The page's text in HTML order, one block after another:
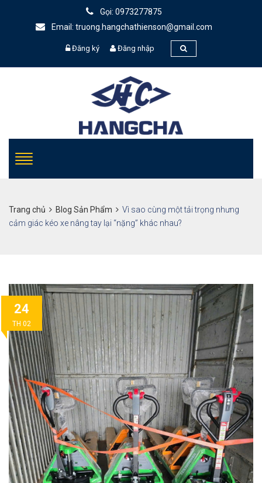
Gọi: 0973277875
Email: truong.hangchathienson@gmail.com
Đăng ký Đăng nhập
Trang chủ Blog Sản Phẩm
Vì sao cùng một tải trọng nhưng
cảm giác kéo xe nâng tay lại “nặng” khác nhau?
24
TH 02